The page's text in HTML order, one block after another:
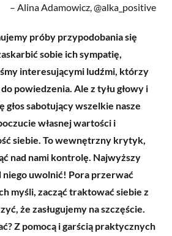
– Alina Adamowicz, @alka_positive
próby przypodobania się
sobie ich sympatię,
interesującymi ludźmi, którzy
powiedzenia. Ale z tyłu głowy i
głos sabotujący wszelkie nasze
własnej wartości i
siebie. To wewnętrzny krytyk,
nad nami kontrolę. Najwyższy
niego uwolnić! Pora przerwać
myśli, zacząć traktować siebie z
że zasługujemy na szczęście.
Z pomocą i garścią praktycznych